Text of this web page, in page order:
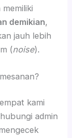
demikian,
jauh lebih
(noise).
kami
admin